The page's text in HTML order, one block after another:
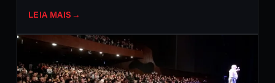
LEIA MAIS →